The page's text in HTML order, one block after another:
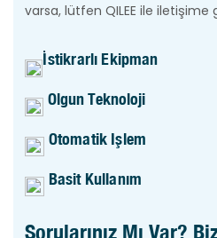
varsa, lütfen QILEE ile
İstikrarlı Ekipman
Olgun Teknoloji
Otomatik Işlem
Basit Kullanım
Sorularınız Mı Var?